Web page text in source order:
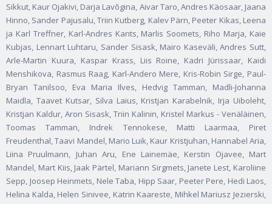
Sikkut, Kaur Ojakivi, Darja Lavõgina, Aivar Taro, Andres Käosaar, Jaana
Hinno, Sander Pajusalu, Triin Kutberg, Kalev Pärn, Peeter Kikas, Leena
ja Karl Treffner, Karl-Andres Kants, Marlis Soomets, Riho Marja, Kaie
Kubjas, Lennart Luhtaru, Sander Sisask, Mairo Kaseväli, Andres Sutt,
Arle-Martin Kuura, Kaspar Krass, Liis Roine, Kadri Jürissaar, Kaidi
Menshikova, Rasmus Raag, Karl-Andero Mere, Kris-Robin Sirge, Paul-
Bryan Tanilsoo, Eva Maria Ilves, Hedvig Tamman, Madli-Johanna
Maidla, Taavet Kutsar, Silva Laius, Kristjan Karabelnik, Irja Uiboleht,
Kristjan Kaldur, Aron Sisask, Triin Kalinin, Kristel Markus - Venäläinen,
Toomas Tamman, Indrek Tennokese, Matti Laarmaa, Piret
Freudenthal, Taavi Mandel, Mario Luik, Kaur Kristjuhan, Hannabel Aria,
Liina Pruulmann, Juhan Aru, Ene Lainemäe, Kerstin Ojavee, Mart
Mandel, Mart Kiis, Jaak Pärtel, Mariann Sirgmets, Janete Lest, Karoliine
Sepp, Joosep Heinmets, Nele Taba, Hipp Saar, Peeter Pere, Hedi Laos,
Helina Kalda, Helen Sinivee, Katrin Kaareste, Mihkel Mariusz Jezierski,